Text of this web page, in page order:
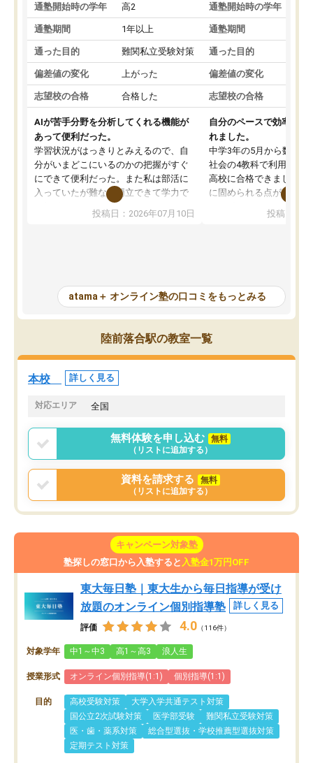
通塾開始時の学年 高2
通塾期間 1年以上
通った目的 難関私立受験対策
偏差値の変化 上がった
志望校の合格 合格した
AIが苦手分野を分析してくれる機能が
あって便利だった。
学習状況がはっきりとみえるので、自
分がいまどこにいるのかの把握がすぐ
にできて便利だった。また私は部活に
入っていたが難なく両立できて学力で
も部活でも結果を残すことができてよ
かった。また問題演習の際に、自分が
が、自分で自分の管理ができない人に
とっては難しい部分もあるのではない
かと思った。
投稿日：2026年07月10日
通塾開始時の学年
通塾期間
通った目的
偏差値の変化
志望校の合格
自分のペースで効率よく
れました。
中学3年の5月から数学・
社会の4教科で利用し、
高校に合格できました。
に固められる点が魅力で
項目のおかげで、手軽
元数が可視化されるので
しながら意欲的に取り組
常に効果を実感している
になった現在も大学受験
して利用しており、自信
すめできる塾です。
投稿日：
atama＋ オンライン塾の口コミをもっとみる
陸前落合駅の教室一覧
本校 詳しく見る
対応エリア 全国
無料体験を申し込む
無料
（リストに追加する）
資料を請求する
無料
（リストに追加する）
キャンペーン対象塾
塾探しの窓口から入塾すると 入塾金1万円OFF
東大毎日塾｜東大生から毎日指導が受け
放題のオンライン個別指導塾
詳しく見る
評価 4.0 （116件）
対象学年 中1～中3 高1～高3 浪人生
授業形式 オンライン個別指導(1:1) 個別指導(1:1)
目的 高校受験対策
大学入学共通テスト対策
国公立2次試験対策
医学部受験
難関私立受験対策
医・歯・薬系対策
総合型選抜・学校推薦型選抜対策
定期テスト対策